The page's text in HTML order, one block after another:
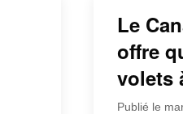
Le
offre
volets
Publié le